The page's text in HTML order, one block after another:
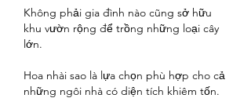
Không phải gia đình nào cũng sở hữu
khu vườn rộng để trồng những loại cây
lớn.
Hoa nhài sao là lựa chọn phù hợp cho cả
những ngôi nhà có diện tích khiêm tốn.